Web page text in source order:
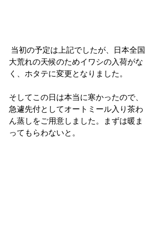
大荒れの天候のためイワシの入荷がな
く、ホタテに変更となりました。
そしてこの日は本当に寒かったので、
急遽先付としてオートミール入り茶わ
ん蒸しをご用意しました。まずは暖ま
ってもらわないと。